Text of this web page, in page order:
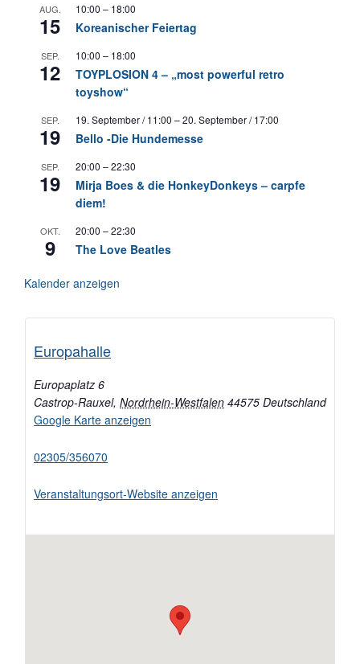
AUG.
15
10:00 – 18:00
Koreanischer Feiertag
SEP.
12
10:00 – 18:00
TOYPLOSION 4 – „most powerful retro
toyshow“
SEP.
19
19. September / 11:00 –20. September / 17:00
Bello -Die Hundemesse
SEP.
19
20:00 –22:30
Mirja Boes & die HonkeyDonkeys – carpfe
diem!
OKT.
9
20:00 –22:30
The Love Beatles
Kalender anzeigen
Europahalle
Europaplatz 6
Castrop-Rauxel, Nordrhein-Westfalen 44575 Deutschland
Google Karte anzeigen
02305/356070
Veranstaltungsort-Website anzeigen